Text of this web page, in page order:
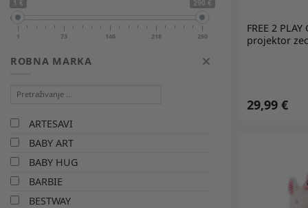
1 € 290 €
1 73 146 218 290
ROBNA MARKA
ARTESAVI
BABY ART
BABY HUG
BARBIE
BESTWAY
FREE 2 PLAY
projektor
29,99 €